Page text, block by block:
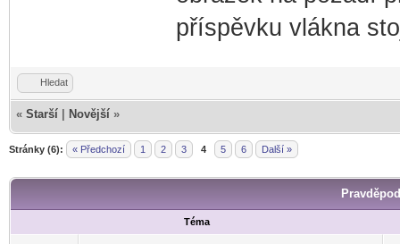
příspěvku vlákna
Hledat
« Starší Novější »
Stránky (6): « Předchozí 1 2 3 4 5 6 Další »
Téma